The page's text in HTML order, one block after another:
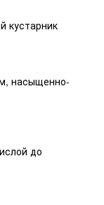
кустарник
насыщенно-
до